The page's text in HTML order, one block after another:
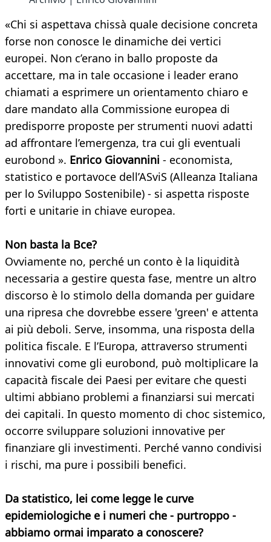
«Chi si aspettava chissà quale decisione concreta
forse non conosce le dinamiche dei vertici
europei. Non c’erano in ballo proposte da
accettare, ma in tale occasione i leader erano
chiamati a esprimere un orientamento chiaro e
dare mandato alla Commissione europea di
predisporre proposte per strumenti nuovi adatti
ad affrontare l’emergenza, tra cui gli eventuali
eurobond ». Enrico Giovannini - economista,
statistico e portavoce dell’ASviS (Alleanza Italiana
per lo Sviluppo Sostenibile) - si aspetta risposte
forti e unitarie in chiave europea.
Non basta la Bce?
Ovviamente no, perché un conto è la liquidità
necessaria a gestire questa fase, mentre un altro
discorso è lo stimolo della domanda per guidare
una ripresa che dovrebbe essere 'green' e attenta
ai più deboli. Serve, insomma, una risposta della
politica fiscale. E l’Europa, attraverso strumenti
innovativi come gli eurobond, può moltiplicare la
capacità fiscale dei Paesi per evitare che questi
ultimi abbiano problemi a finanziarsi sui mercati
dei capitali. In questo momento di choc sistemico,
occorre sviluppare soluzioni innovative per
finanziare gli investimenti. Perché vanno condivisi
i rischi, ma pure i possibili benefici.
Da statistico, lei come legge le curve
epidemiologiche e i numeri che - purtroppo -
abbiamo ormai imparato a conoscere?